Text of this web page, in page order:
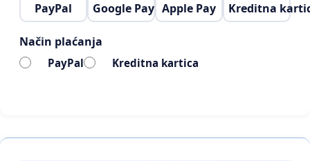
PayPal Google Pay Apple Pay Kreditna
Način plaćanja
PayPal Kreditna kartica